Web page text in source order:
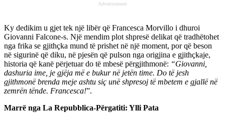
Advertisement
Ky dedikim u gjet tek një libër që Francesca Morvillo i dhuroi
Giovanni Falcone-s. Një mendim plot shpresë delikat që tradhëtohet
nga frika se gjithҫka mund të prishet në një moment, por që beson
në sigurinë që diku, në pjesën që pulson nga origjina e gjithҫkaje,
historia që kanë përjetuar do të mbesë përgjithmonë: “Giovanni,
dashuria ime, je gjëja më e bukur në jetën time. Do të jesh
gjithmonë brenda meje ashtu siҫ unë shpresoj të mbetem e gjallë në
zemrën tënde. Francesca!”.
Marrë nga La Repubblica-Përgatiti: Ylli Pata